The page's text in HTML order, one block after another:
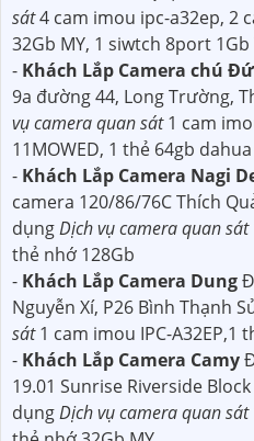
sát4 cam imou ipc-a32ep, 2
32Gb MY, 1 siwtch 8port
- Khách Lắp Camera chú
9a đường 44, Long Trường,
vụ camera quan sát1 cam
11MOWED, 1 thẻ 64gb dahua
- Khách Lắp Camera Nagi
camera 120/86/76C Thích
dụngDịch vụ camera quan sát
thẻ nhớ 128Gb
- Khách Lắp Camera Dung
Nguyễn Xí, P26 Bình Thạnh
sát1 cam imou IPC-A32EP,1
- Khách Lắp Camera Camy
19.01 Sunrise Riverside
dụngDịch vụ camera quan sát